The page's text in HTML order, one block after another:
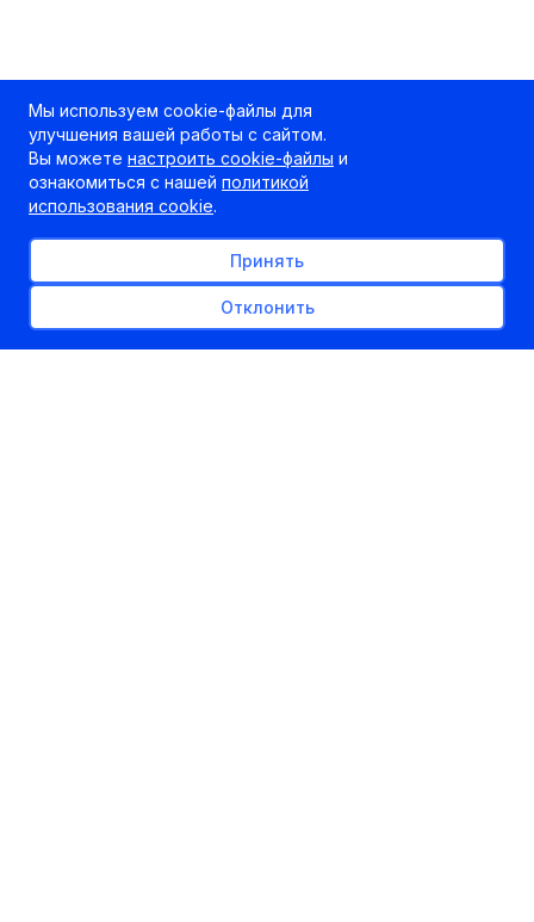
Мы используем cookie-файлы для
улучшения вашей работы с сайтом.
Вы можете настроить cookie-файлы и
ознакомиться с нашей политикой
использования cookie.
Принять
Отклонить